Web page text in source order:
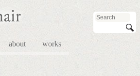
about works